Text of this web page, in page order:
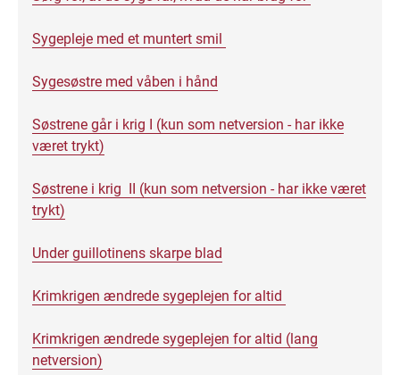
Sygepleje med et muntert smil
Sygesøstre med våben i hånd
Søstrene går i krig I (kun som netversion - har ikke
været trykt)
Søstrene i krig II (kun som netversion - har ikke været
trykt)
Under guillotinens skarpe blad
Krimkrigen ændrede sygeplejen for altid
Krimkrigen ændrede sygeplejen for altid (lang
netversion)